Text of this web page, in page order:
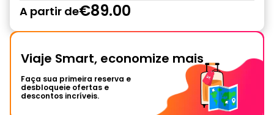
A partir de€89.00
Viaje Smart, economize mais
Faça sua primeira reserva e
desbloqueie ofertas e
descontos incríveis.